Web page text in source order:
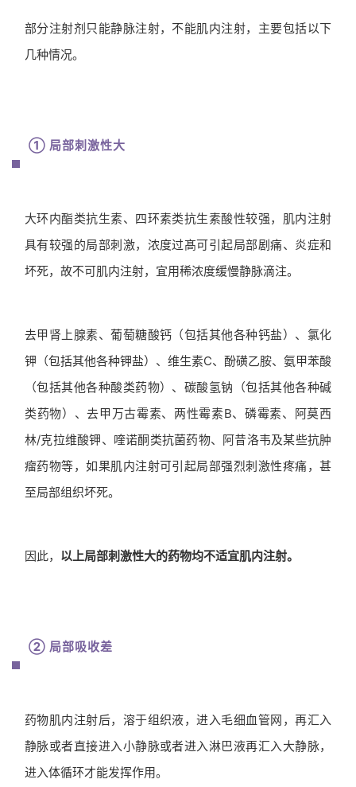
部分注射剂只能静脉注射，不能肌内注射，主要包括以下
几种情况。
① 局部刺激性大
大环内酯类抗生素、四环素类抗生素酸性较强，肌内注射
具有较强的局部刺激，浓度过髙可引起局部剧痛、炎症和
坏死，故不可肌内注射，宜用稀浓度缓慢静脉滴注。
去甲肾上腺素、葡萄糖酸钙（包括其他各种钙盐）、氯化
钾（包括其他各种钾盐）、维生素C、酚磺乙胺、氨甲苯酸
（包括其他各种酸类药物）、碳酸氢钠（包括其他各种碱
类药物）、去甲万古霉素、两性霉素B、磷霉素、阿莫西
林/克拉维酸钾、喹诺酮类抗菌药物、阿昔洛韦及某些抗肿
瘤药物等，如果肌内注射可引起局部强烈刺激性疼痛，甚
至局部组织坏死。
因此， 以上局部刺激性大的药物均不适宜肌内注射。
② 局部吸收差
药物肌内注射后，溶于组织液，进入毛细血管网，再汇入
静脉或者直接进入小静脉或者进入淋巴液再汇入大静脉，
进入体循环才能发挥作用。